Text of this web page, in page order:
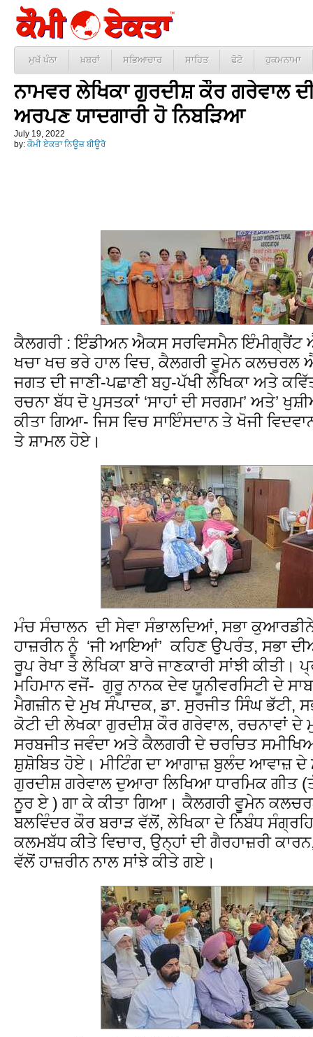
ਮੁਖੱ ਪੰਨਾ ਖ਼ਬਰਾਂ ਸਭਿਆਚਾਰ ਸਾਹਿਤ ਫੋਟੋ ਹੁਕਮਨਾਮਾ
ਨਾਮਵਰ ਲੇਖਿਕਾ ਗੁਰਦੀਸ਼ ਕੌਰ ਗਰੇਵਾਲ
ਅਰਪਣ ਯਾਦਗਾਰੀ ਹੋ ਨਿਬੜਿਆ
July 19, 2022
by: ਕੌਮੀ ਏਕਤਾ ਨਿਊਜ਼ ਬੀਊਰੋ
ਕੈਲਗਰੀ : ਇੰਡੀਅਨ ਐਕਸ ਸਰਵਿਸਮੈਨ ਇੰਮੀਗ੍ਰੈਂਟ
ਖਚਾ ਖਚ ਭਰੇ ਹਾਲ ਵਿਚ, ਕੈਲਗਰੀ ਵੂਮੇਨ ਕਲਚਰਲ
ਜਗਤ ਦੀ ਜਾਣੀ-ਪਛਾਣੀ ਬਹੁ-ਪੱਖੀ ਲੇਖਿਕਾ ਅਤੇ
ਰਚਨਾ ਬੱਧ ਦੋ ਪੁਸਤਕਾਂ ‘ਸਾਹਾਂ ਦੀ ਸਰਗਮ’ ਅਤੇ’
ਕੀਤਾ ਗਿਆ- ਜਿਸ ਵਿਚ ਸਾਇੰਸਦਾਨ ਤੇ ਖੋਜੀ
ਤੇ ਸ਼ਾਮਲ ਹੋਏ।
ਮੰਚ ਸੰਚਾਲਨ ਦੀ ਸੇਵਾ ਸੰਭਾਲਦਿਆਂ, ਸਭਾ
ਹਾਜ਼ਰੀਨ ਨੂੰ ‘ਜੀ ਆਇਆਂ’ ਕਹਿਣ ਉਪਰੰਤ, ਸਭਾ
ਰੂਪ ਰੇਖਾ ਤੇ ਲੇਖਿਕਾ ਬਾਰੇ ਜਾਣਕਾਰੀ ਸਾਂਝੀ ਕੀਤੀ।
ਮਹਿਮਾਨ ਵਜੋਂ- ਗੁਰੂ ਨਾਨਕ ਦੇਵ ਯੂਨੀਵਰਸਿਟੀ ਦੇ
ਮੈਗਜ਼ੀਨ ਦੇ ਮੁਖ ਸੰਪਾਦਕ, ਡਾ. ਸੁਰਜੀਤ ਸਿੰਘ ਭੱਟੀ,
ਕੋਟੀ ਦੀ ਲੇਖਕਾ ਗੁਰਦੀਸ਼ ਕੌਰ ਗਰੇਵਾਲ, ਰਚਨਾਵਾਂ ਦੇ
ਸਰਬਜੀਤ ਜਵੰਦਾ ਅਤੇ ਕੈਲਗਰੀ ਦੇ ਚਰਚਿਤ
ਸ਼ੁਸ਼ੋਬਿਤ ਹੋਏ। ਮੀਟਿੰਗ ਦਾ ਆਗਾਜ਼ ਬੁਲੰਦ ਆਵਾਜ਼
ਗੁਰਦੀਸ਼ ਗਰੇਵਾਲ ਦੁਆਰਾ ਲਿਖਿਆ ਧਾਰਮਿਕ ਗੀਤ
ਨੂਰ ਏ ) ਗਾ ਕੇ ਕੀਤਾ ਗਿਆ। ਕੈਲਗਰੀ ਵੂਮੇਨ
ਬਲਵਿੰਦਰ ਕੌਰ ਬਰਾੜ ਵੱਲੋਂ, ਲੇਖਿਕਾ ਦੇ ਨਿਬੰਧ
ਕਲਮਬੱਧ ਕੀਤੇ ਵਿਚਾਰ, ਉਨ੍ਹਾਂ ਦੀ ਗੈਰਹਾਜ਼ਰੀ
ਵੱਲੋਂ ਹਾਜ਼ਰੀਨ ਨਾਲ ਸਾਂਝੇ ਕੀਤੇ ਗਏ।